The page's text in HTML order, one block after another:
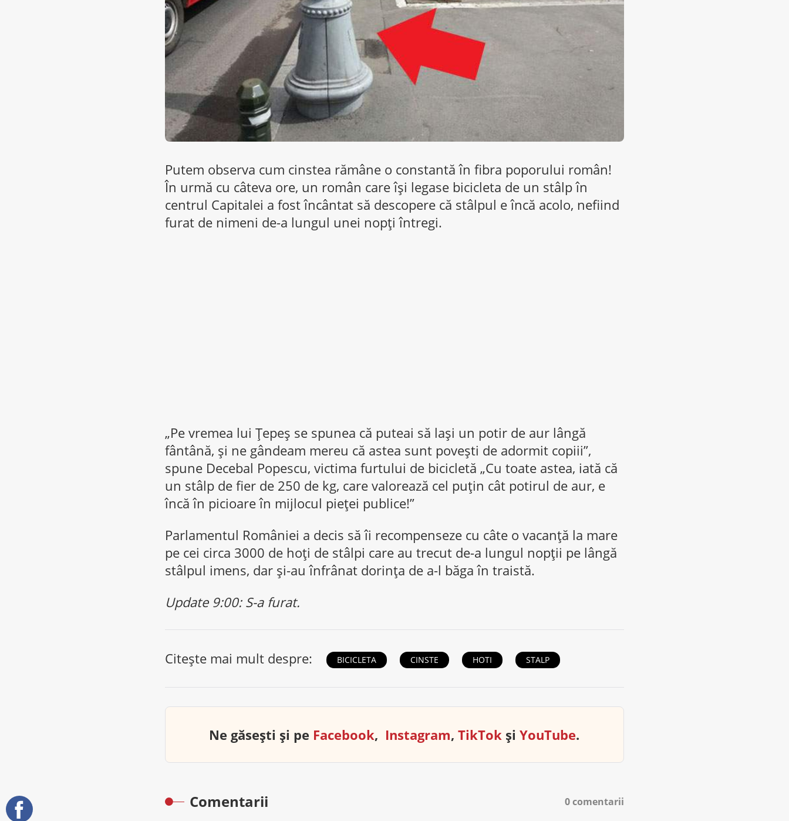
Putem observa cum cinstea rămâne o constantă în fibra poporului român!
În urmă cu câteva ore, un român care îşi legase bicicleta de un stâlp în
centrul Capitalei a fost încântat să descopere că stâlpul e încă acolo, nefiind
furat de nimeni de-a lungul unei nopţi întregi.
„Pe vremea lui Ţepeş se spunea că puteai să laşi un potir de aur lângă
fântână, şi ne gândeam mereu că astea sunt poveşti de adormit copiii”,
spune Decebal Popescu, victima furtului de bicicletă „Cu toate astea, iată că
un stâlp de fier de 250 de kg, care valorează cel puţin cât potirul de aur, e
încă în picioare în mijlocul pieţei publice!”
Parlamentul României a decis să îi recompenseze cu câte o vacanţă la mare
pe cei circa 3000 de hoţi de stâlpi care au trecut de-a lungul nopţii pe lângă
stâlpul imens, dar şi-au înfrânat dorinţa de a-l băga în traistă.
Update 9:00: S-a furat.
Citește mai mult despre: BICICLETA CINSTE HOTI STALP
Ne găsești și pe Facebook, Instagram,TikTok șiYouTube.
Comentarii 0 comentarii